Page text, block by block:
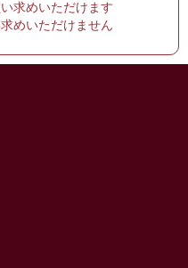
求めいただけます
めいただけません